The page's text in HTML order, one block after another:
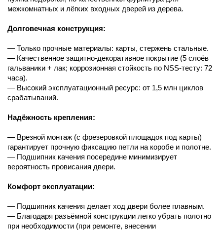
межкомнатных и лёгких входных дверей из дерева.
Долговечная конструкция:
— Только прочные материалы: карты, стержень стальные.
— Качественное защитно-декоративное покрытие (5 слоёв
гальваники + лак; коррозионная стойкость по NSS-тесту: 72
часа).
— Высокий эксплуатационный ресурс: от 1,5 млн циклов
срабатываний.
Надёжность крепления:
— Врезной монтаж (с фрезеровкой площадок под карты)
гарантирует прочную фиксацию петли на коробе и полотне.
— Подшипник качения посередине минимизирует
вероятность провисания двери.
Комфорт эксплуатации:
— Подшипник качения делает ход двери более плавным.
— Благодаря разъёмной конструкции легко убрать полотно
при необходимости (при ремонте, внесении